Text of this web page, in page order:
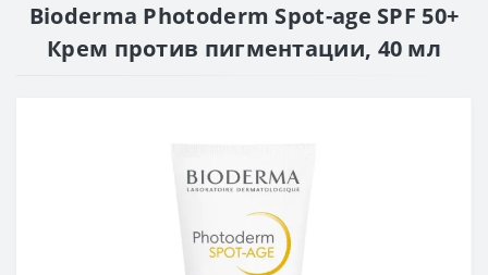
Bioderma Photoderm Spot-age SPF 50+
Крем против пигментации, 40 мл